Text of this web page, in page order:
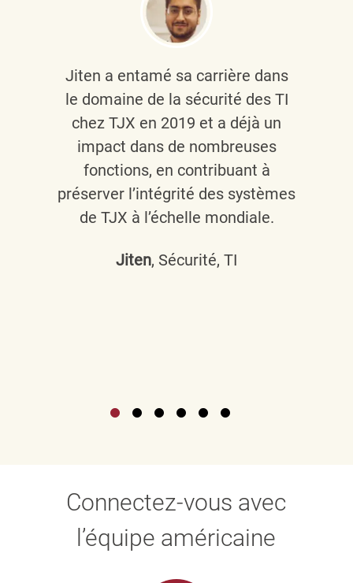
Jiten a entamé sa carrière dans
le domaine de la sécurité des TI
chez TJX en 2019 et a déjà un
impact dans de nombreuses
fonctions, en contribuant à
préserver l’intégrité des systèmes
de TJX à l’échelle mondiale.
Jiten, Sécurité, TI
Connectez-vous avec
l’équipe américaine